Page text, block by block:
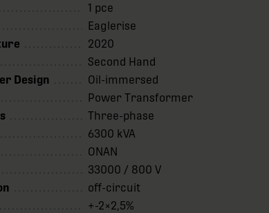
1 pce
Eaglerise
2020
Second Hand
Design
Oil-immersed
Power Transformer
Three-phase
6300 kVA
ONAN
33000 / 800 V
off-circuit
+-2×2,5%